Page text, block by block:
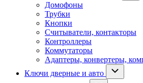
Домофоны
Трубки
Кнопки
Считыватели, контакторы
Контроллеры
Коммутаторы
Адаптеры, конвертеры,
Ключи дверные и авто